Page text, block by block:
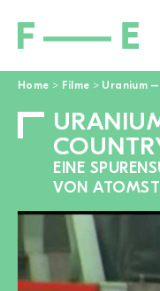
Home > Filme > Uranium
EINE
VON
FILME
FESTIVAL
ENGAGIEREN
AKTUELL
Suchen
nach: